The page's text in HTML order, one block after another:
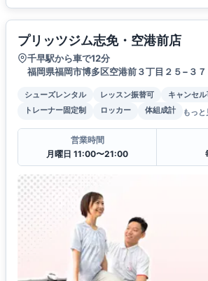
プリッツジム志免・空港前店
千早駅から車で12分
福岡県福岡市博多区空港前３丁目２５−３
シューズレンタル レッスン振替可 キャンセ
トレーナー固定制
ロッカー 体組成計 もっと
営業時間
月曜日 11:00〜21:00